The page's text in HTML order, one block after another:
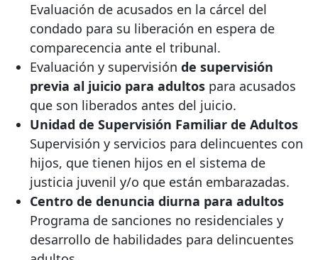
Evaluación de acusados ​​en la cárcel del
condado para su liberación en espera de
comparecencia ante el tribunal.
Evaluación y supervisión de supervisión
previa al juicio para adultos para acusados ​​
que son liberados antes del juicio.
Unidad de Supervisión Familiar de Adultos
Supervisión y servicios para delincuentes con
hijos, que tienen hijos en el sistema de
justicia juvenil y/o que están embarazadas.
Centro de denuncia diurna para adultos
Programa de sanciones no residenciales y
desarrollo de habilidades para delincuentes